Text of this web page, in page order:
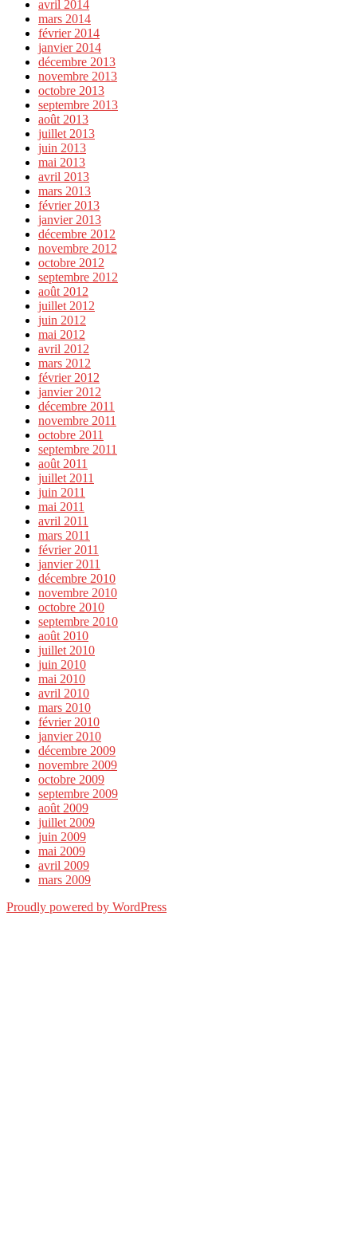
avril 2014
mars 2014
février 2014
janvier 2014
décembre 2013
novembre 2013
octobre 2013
septembre 2013
août 2013
juillet 2013
juin 2013
mai 2013
avril 2013
mars 2013
février 2013
janvier 2013
décembre 2012
novembre 2012
octobre 2012
septembre 2012
août 2012
juillet 2012
juin 2012
mai 2012
avril 2012
mars 2012
février 2012
janvier 2012
décembre 2011
novembre 2011
octobre 2011
septembre 2011
août 2011
juillet 2011
juin 2011
mai 2011
avril 2011
mars 2011
février 2011
janvier 2011
décembre 2010
novembre 2010
octobre 2010
septembre 2010
août 2010
juillet 2010
juin 2010
mai 2010
avril 2010
mars 2010
février 2010
janvier 2010
décembre 2009
novembre 2009
octobre 2009
septembre 2009
août 2009
juillet 2009
juin 2009
mai 2009
avril 2009
mars 2009
Proudly powered by WordPress